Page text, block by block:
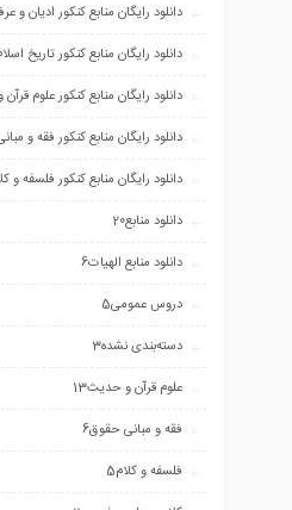
دانلود رایگان منابع کنکور ادیان و
دانلود رایگان منابع کنکور تاریخ
دانلود رایگان منابع کنکور علوم
دانلود رایگان منابع کنکور فقه و
دانلود رایگان منابع کنکور فلسفه و
دانلود منابع20
دانلود منابع الهیات6
دروس عمومی5
دسته‌بندی نشده3
علوم قرآن و حدیث13
فقه و مبانی حقوق6
فلسفه و کلام5